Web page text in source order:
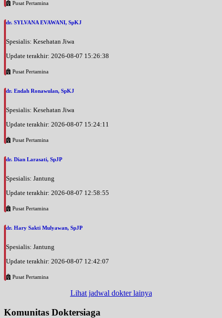
Pusat Pertamina
dr. SYLVANA EVAWANI, SpKJ
Spesialis: Kesehatan Jiwa
Update terakhir: 2026-08-07 15:26:38
Pusat Pertamina
dr. Endah Ronawulan, SpKJ
Spesialis: Kesehatan Jiwa
Update terakhir: 2026-08-07 15:24:11
Pusat Pertamina
dr. Dian Larasati, SpJP
Spesialis: Jantung
Update terakhir: 2026-08-07 12:58:55
Pusat Pertamina
dr. Hary Sakti Mulyawan, SpJP
Spesialis: Jantung
Update terakhir: 2026-08-07 12:42:07
Pusat Pertamina
Lihat jadwal dokter lainya
Komunitas Doktersiaga